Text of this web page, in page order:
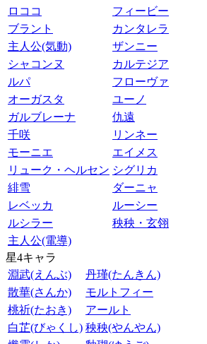
ロココ
フィービー
ブラント
カンタレラ
主人公(気動)
ザンニー
シャコンヌ
カルテジア
ルパ
フローヴァ
オーガスタ
ユーノ
ガルブレーナ
仇遠
千咲
リンネー
モーニエ
エイメス
リューク・ヘルセン シグリカ
緋雪
ダーニャ
レベッカ
ルーシー
ルシラー
秧秧・玄翎
主人公(電導)
星4キャラ
淵武(えんぶ)
丹瑾(たんきん)
散華(さんか)
モルトフィー
桃祈(たおき)
アールト
白芷(びゃくし) 秧秧(やんやん)